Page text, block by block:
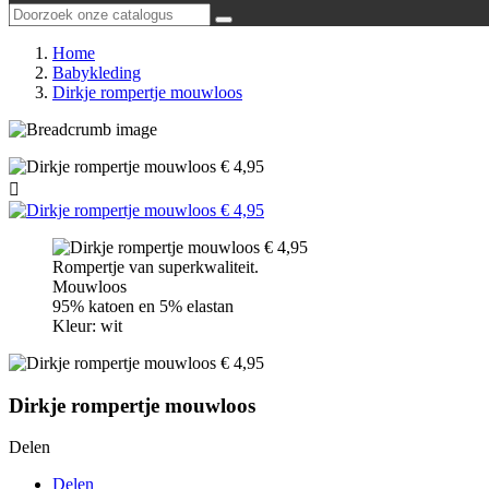
Home
Babykleding
Dirkje rompertje mouwloos

Rompertje van superkwaliteit.
Mouwloos
95% katoen en 5% elastan
Kleur: wit
Dirkje rompertje mouwloos
Delen
Delen